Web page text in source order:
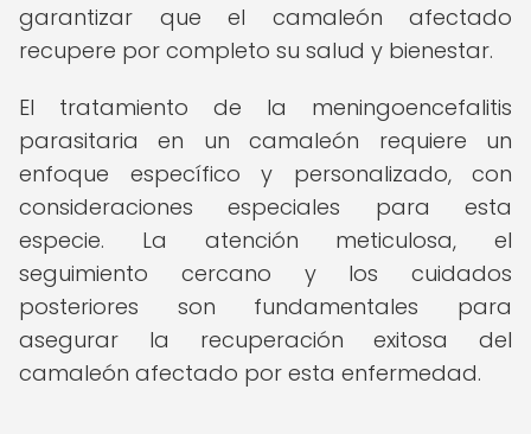
garantizar que el camaleón afectado
recupere por completo su salud y bienestar.
El tratamiento de la meningoencefalitis
parasitaria en un camaleón requiere un
enfoque específico y personalizado, con
consideraciones especiales para esta
especie. La atención meticulosa, el
seguimiento cercano y los cuidados
posteriores son fundamentales para
asegurar la recuperación exitosa del
camaleón afectado por esta enfermedad.